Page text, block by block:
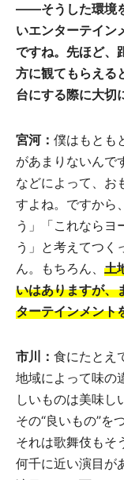
――そうした環境
いエンターテイン
ですね。先ほど、
方に観てもらえる
台にする際に大切
宮河： 僕はもとも
があまりないんで
などによって、お
すよね。ですから
う」「これならヨ
う」と考えてつく
ん。もちろん、 土
いはありますが、
ターテインメント
市川： 食にたとえ
地域によって味の
しいものは美味し
その“良いもの”を
それは歌舞伎もそ
何千に近い演目が